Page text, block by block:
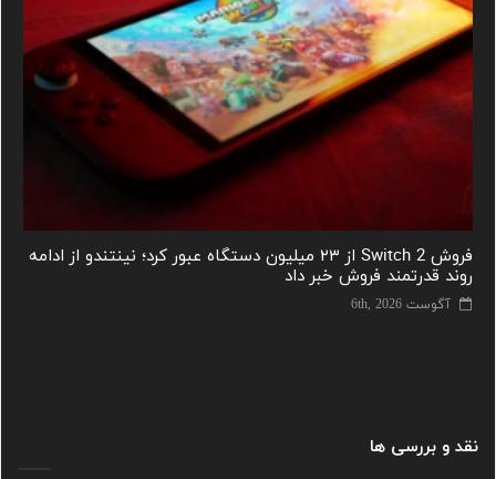
فروش Switch 2 از ۲۳ میلیون دستگاه عبور کرد؛ نینتندو از ادامه
روند قدرتمند فروش خبر داد
آگوست 6th, 2026
نقد و بررسی ها